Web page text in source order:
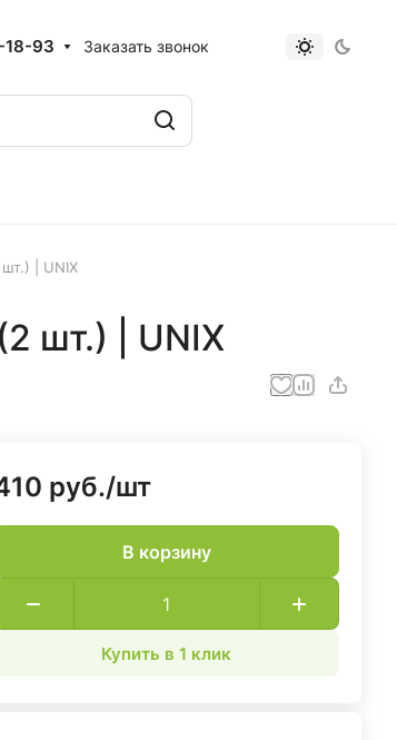
93 Заказать звонок
| UNIX
шт.) | UNIX
руб./шт
В корзину
Купить в 1 клик